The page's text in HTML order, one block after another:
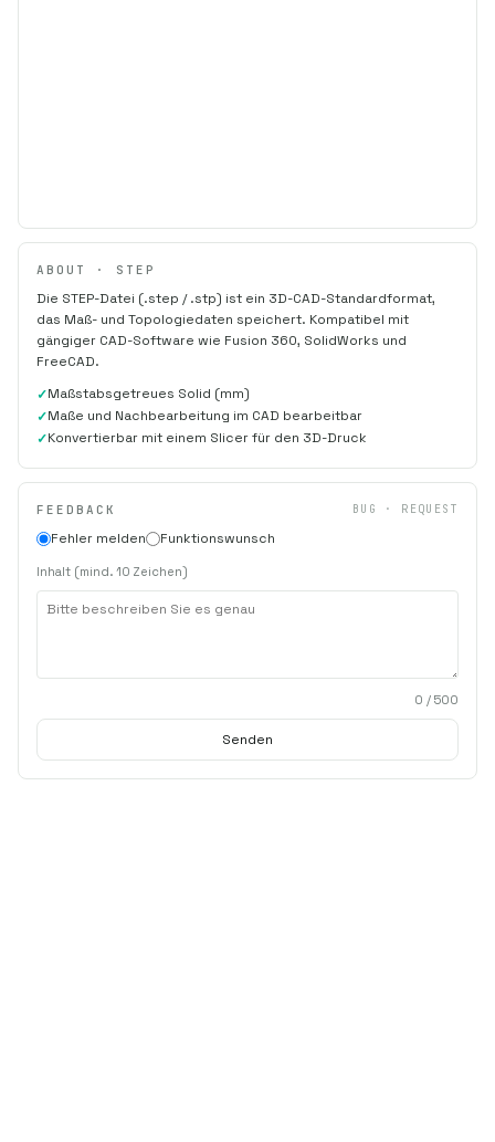
ABOUT · STEP
Die STEP-Datei (.step / .stp) ist ein 3D-CAD-Standardformat,
das Maß- und Topologiedaten speichert. Kompatibel mit
gängiger CAD-Software wie Fusion 360, SolidWorks und
FreeCAD.
Maßstabsgetreues Solid (mm)
Maße und Nachbearbeitung im CAD bearbeitbar
Konvertierbar mit einem Slicer für den 3D-Druck
FEEDBACK BUG · REQUEST
Fehler melden Funktionswunsch
Inhalt (mind. 10 Zeichen)
0 / 500
Senden